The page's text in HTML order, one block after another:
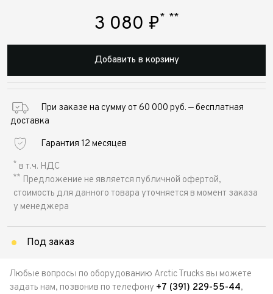
3 080 ₽* **
Добавить в корзину
При заказе на сумму от 60 000 руб. — бесплатная
доставка
Гарантия 12 месяцев
* в т.ч. НДС
** Предложение не является публичной офертой,
стоимость для данного товара уточняется в момент заказа
у менеджера
Под заказ
Любые вопросы по оборудованию Arctic Trucks вы можете
задать нам, позвонив по телефону +7 (391) 229-55-44,